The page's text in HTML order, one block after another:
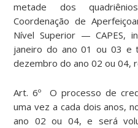
metade dos
Coordenação de
Nível Superior — CAPES,
janeiro do ano 01 ou 03 e
dezembro do ano 02 ou 04,
Art. 6º O processo de
uma vez a cada dois anos,
ano 02 ou 04, e será